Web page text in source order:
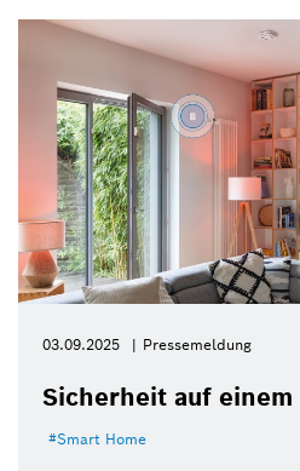
03.09.2025 Pressemeldung
Sicherheit auf
Smart Home